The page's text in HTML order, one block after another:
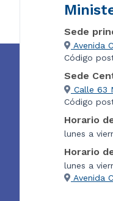
Sede
Avenida
Código
Sede
Calle 63
Código
Horario
lunes a
Horario
lunes a
Avenida